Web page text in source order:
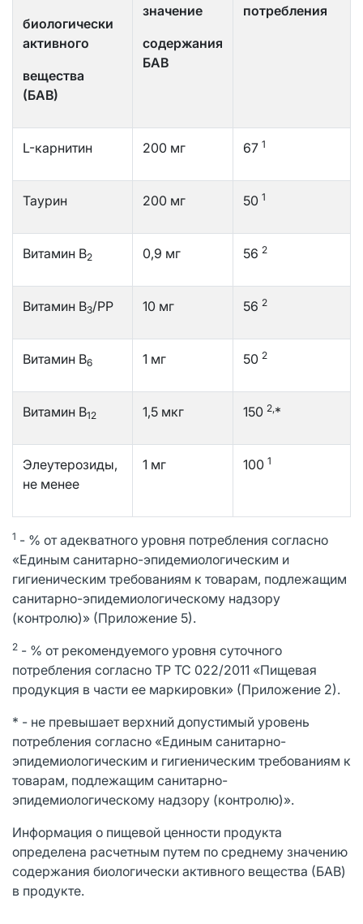
биологически
активного
вещества
(БАВ)
значение
содержания
БАВ
потребления
L-карнитин 200 мг 67 1
Таурин 200 мг 50 1
Витамин В2 0,9 мг 56 2
Витамин В3/РР 10 мг 56 2
Витамин В6 1 мг 50 2
Витамин В12 1,5 мкг 150 2, *
Элеутерозиды,
не менее
1 мг 100 1
1 - % от адекватного уровня потребления согласно
«Единым санитарно-эпидемиологическим и
гигиеническим требованиям к товарам, подлежащим
санитарно-эпидемиологическому надзору
(контролю)» (Приложение 5).
2 - % от рекомендуемого уровня суточного
потребления согласно ТР ТС 022/2011 «Пищевая
продукция в части ее маркировки» (Приложение 2).
* - не превышает верхний допустимый уровень
потребления согласно «Единым санитарно-
эпидемиологическим и гигиеническим требованиям к
товарам, подлежащим санитарно-
эпидемиологическому надзору (контролю)».
Информация о пищевой ценности продукта
определена расчетным путем по среднему значению
содержания биологически активного вещества (БАВ)
в продукте.